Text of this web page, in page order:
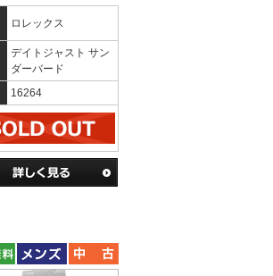
ロレックス
デイトジャスト サン
ダーバード
16264